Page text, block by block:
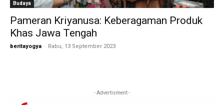
Budaya
Pameran Kriyanusa: Keberagaman Produk
Khas Jawa Tengah
beritayogya - Rabu, 13 September 2023
- Advertisment -